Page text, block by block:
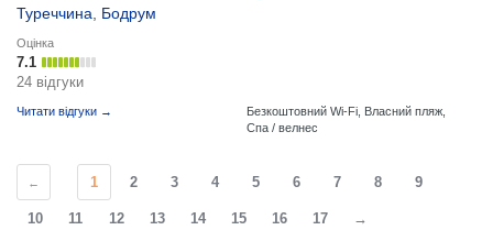
Туреччина Бодрум
Оцінка
7.1
24 відгуки
Читати відгуки → Безкоштовний Wi-Fi, Власний пляж,
Спа / велнес
← 1 2 3 4 5 6 7 8 9
10 11 12 13 14 15 16 17 →